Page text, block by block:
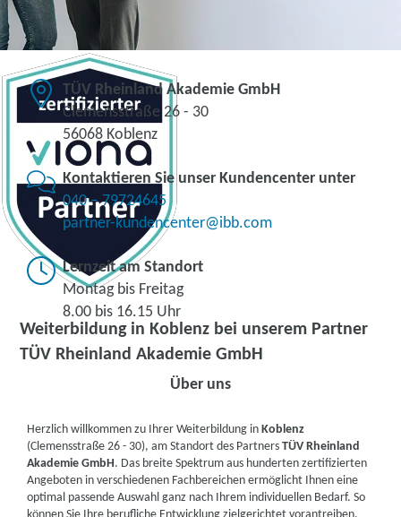
Weiterbildung in Koblenz bei unserem Partner
TÜV Rheinland Akademie GmbH
TÜV Rheinland Akademie GmbH
Clemensstraße 26 - 30
56068 Koblenz
Kontaktieren Sie unser Kundencenter unter
040 – 79724645
partner-kundencenter@ibb.com
Lernzeit am Standort
Montag bis Freitag
8.00 bis 16.15 Uhr
Über uns
Herzlich willkommen zu Ihrer Weiterbildung inKoblenz
(Clemensstraße 26 - 30), am Standort des PartnersTÜV Rheinland
Akademie GmbH. Das breite Spektrum aus hunderten zertifizierten
Angeboten in verschiedenen Fachbereichen ermöglicht Ihnen eine
optimal passende Auswahl ganz nach Ihrem individuellen Bedarf. So